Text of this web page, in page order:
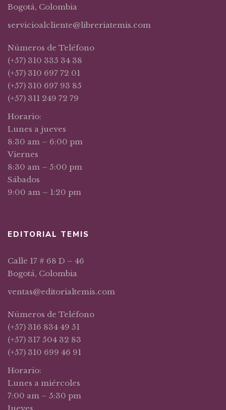
Bogotá, Colombia
servicioalcliente@libreriatemis.com
Números de Teléfono
(+57) 310 335 34 38
(+57) 310 697 72 01
(+57) 310 697 93 85
(+57) 311 249 72 79
Horario:
Lunes a jueves
8:30 am – 6:00 pm
Viernes
8:30 am – 5:00 pm
Sábados
9:00 am – 1:20 pm
EDITORIAL TEMIS
Calle 17 # 68 D – 46
Bogotá, Colombia
ventas@editorialtemis.com
Números de Teléfono
(+57) 316 834 49 51
(+57) 317 504 32 83
(+57) 310 699 46 91
Horario:
Lunes a miércoles
7:00 am – 5:30 pm